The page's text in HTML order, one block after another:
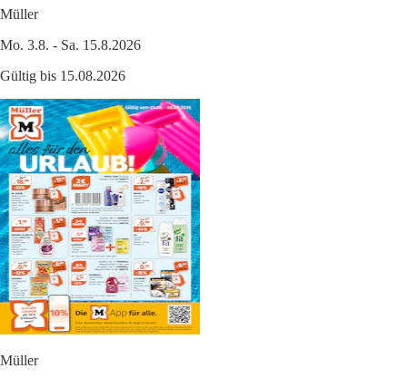
Müller
Mo. 3.8. - Sa. 15.8.2026
Gültig bis 15.08.2026
Müller